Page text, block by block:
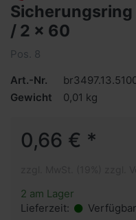
/ 2 x 60
Pos. 8
Art.-Nr.
Gewicht
0,01 kg
0,66 € *
2 am Lager
Lieferzeit:
Verfügbar